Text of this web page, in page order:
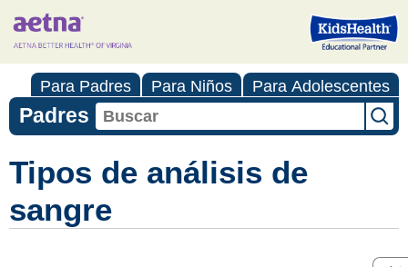
Para Padres Para Niños Para Adolescentes
Padres
Tipos de análisis de
sangre